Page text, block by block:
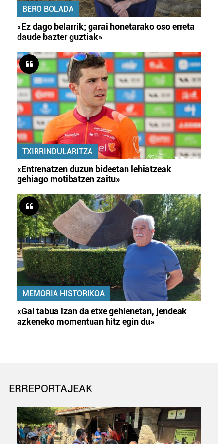
BERO BOLADA
«Ez dago belarrik; garai honetarako oso erreta
daude bazter guztiak»
TXIRRINDULARITZA
«Entrenatzen duzun bideetan lehiatzeak
gehiago motibatzen zaitu»
MEMORIA HISTORIKOA
«Gai tabua izan da etxe gehienetan, jendeak
azkeneko momentuan hitz egin du»
ERREPORTAJEAK